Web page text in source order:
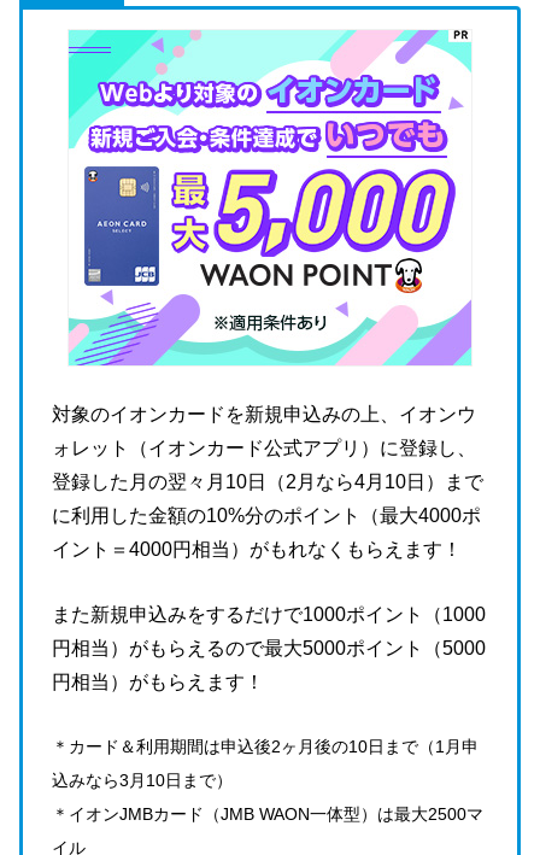
対象のイオンカードを新規申込みの上、イオンウ
ォレット（イオンカード公式アプリ）に登録し、
登録した月の翌々月10日（2月なら4月10日）まで
に利用した金額の10%分のポイント（最大4000ポ
イント＝4000円相当）がもれなくもらえます！
また新規申込みをするだけで1000ポイント（1000
円相当）がもらえるので最大5000ポイント（5000
円相当）がもらえます！
＊カード＆利用期間は申込後2ヶ月後の10日まで（1月申
込みなら3月10日まで）
＊イオンJMBカード（JMB WAON一体型）は最大2500マ
イル